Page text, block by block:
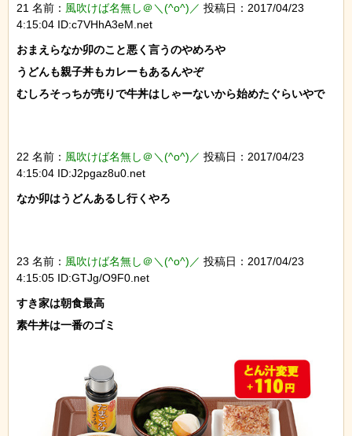
21 名前： 風吹けば名無し＠＼(^o^)／ 投稿日：2017/04/23
4:15:04 ID:c7VHhA3eM.net
おまえらなか卯のこと悪く言うのやめろや
うどんも親子丼もカレーもあるんやぞ
むしろそっちが売りで牛丼はしゃーないから始めたぐらいやで
22 名前： 風吹けば名無し＠＼(^o^)／ 投稿日：2017/04/23
4:15:04 ID:J2pgaz8u0.net
なか卯はうどんあるし行くやろ
23 名前： 風吹けば名無し＠＼(^o^)／ 投稿日：2017/04/23
4:15:05 ID:GTJg/O9F0.net
すき家は朝食最高